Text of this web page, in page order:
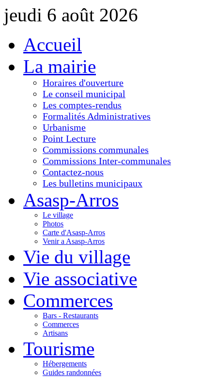
jeudi 6 août 2026
Accueil
La mairie
Horaires d'ouverture
Le conseil municipal
Les comptes-rendus
Formalités Administratives
Urbanisme
Point Lecture
Commissions communales
Commissions Inter-communales
Contactez-nous
Les bulletins municipaux
Asasp-Arros
Le village
Photos
Carte d'Asasp-Arros
Venir a Asasp-Arros
Vie du village
Vie associative
Commerces
Bars - Restaurants
Commerces
Artisans
Tourisme
Hébergements
Guides randonnées